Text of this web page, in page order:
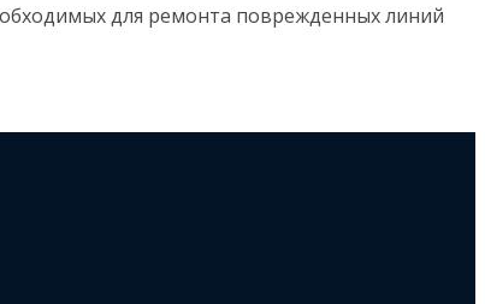
для ремонта поврежденных линий